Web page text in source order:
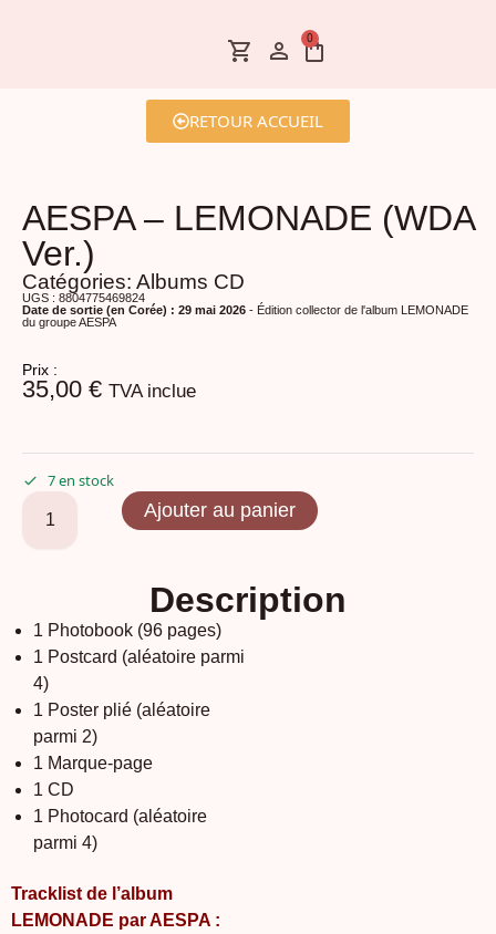
0
RETOUR ACCUEIL
AESPA – LEMONADE (WDA
Ver.)
Catégories: Albums CD
UGS : 8804775469824
Date de sortie (en Corée) : 29 mai 2026 - Édition collector de l'album LEMONADE
du groupe AESPA
Prix :
35,00 € TVA inclue
7 en stock
Ajouter au panier
Description
1 Photobook (96 pages)
1 Postcard (aléatoire parmi
4)
1 Poster plié (aléatoire
parmi 2)
1 Marque-page
1 CD
1 Photocard (aléatoire
parmi 4)
Tracklist de l’album
LEMONADE par AESPA :